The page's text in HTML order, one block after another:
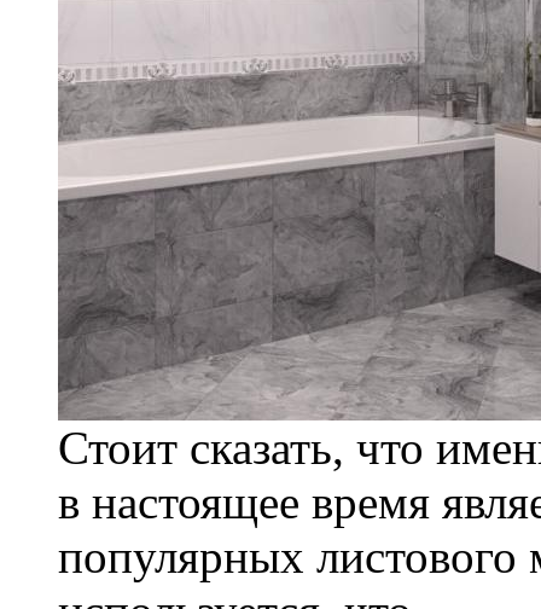
Стоит сказать, что
в настоящее время
популярных листового